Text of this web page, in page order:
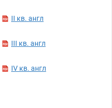
II кв. англ
III кв. англ
IV кв. англ